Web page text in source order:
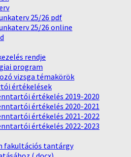
25/26 pdf
25/26 online
rendje
program
vizsga témakörök
értékelések
értékelés 2019-2020
értékelés 2020-2021
értékelés 2021-2022
értékelés 2022-2023
fakultációs tantárgy